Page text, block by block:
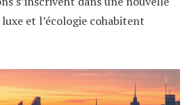
et l’écologie cohabitent